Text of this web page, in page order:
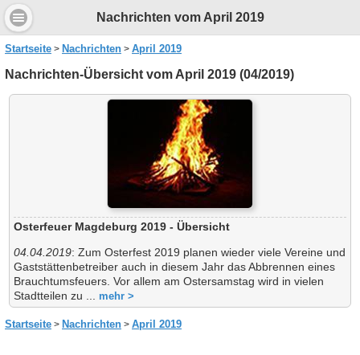
Nachrichten vom April 2019
Startseite Nachrichten April 2019
Nachrichten-Übersicht vom April 2019 (04/2019)
Osterfeuer Magdeburg 2019 - Übersicht
04.04.2019: Zum Osterfest 2019 planen wieder viele Vereine und
Gaststättenbetreiber auch in diesem Jahr das Abbrennen eines
Brauchtumsfeuers. Vor allem am Ostersamstag wird in vielen
Stadtteilen zu ... mehr >
Startseite Nachrichten April 2019